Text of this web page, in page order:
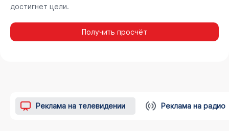
достигнет цели.
Получить просчёт
Реклама на телевидении Реклама на радио